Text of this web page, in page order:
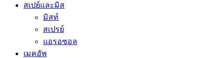
สเปย์และมิส
มิสท์
สเปรย์
แอรอซอล
เมคอัพ